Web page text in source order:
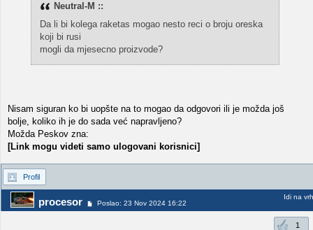
Neutral-M ::
Da li bi kolega raketas mogao nesto reci o broju oreska
koji bi rusi
mogli da mjesecno proizvode?
Nisam siguran ko bi uopšte na to mogao da odgovori ili je možda još
bolje, koliko ih je do sada već napravljeno?
Možda Peskov zna:
[Link mogu videti samo ulogovani korisnici]
Profil
procesor Poslao: 23 Nov 2024 16:22
Idi na vrh
1